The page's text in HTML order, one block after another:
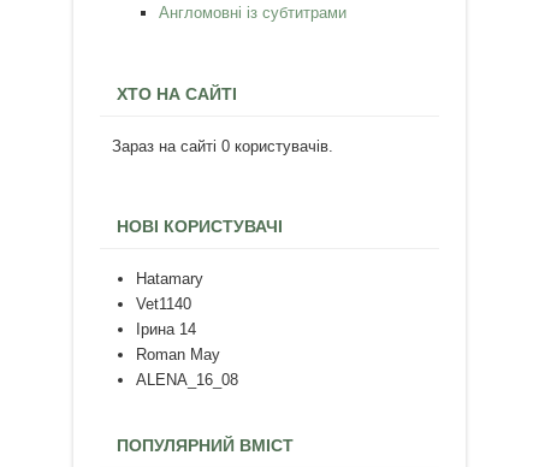
Англомовні із субтитрами
ХТО НА САЙТІ
Зараз на сайті 0 користувачів.
НОВІ КОРИСТУВАЧІ
Hatamary
Vet1140
Ірина 14
Roman May
ALENA_16_08
ПОПУЛЯРНИЙ ВМІСТ